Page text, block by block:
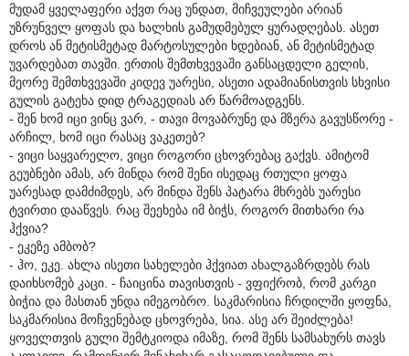
მუდამ ყველაფერი აქვთ რაც უნდათ, მიჩვეულები არიან
უზრუნველ ყოფას და ხალხის გამუდმებულ ყურადღებას. ასეთ
დროს ან მეტისმეტად მარტოსულები ხდებიან, ან მეტისმეტად
უვარდებათ თავში. ერთის შემთხვევაში განსაცდელი გელის,
მეორე შემთხვევაში კიდევ უარესი, ასეთი ადამიანისთვის სხვისი
გულის გატეხა დიდ ტრაგედიას არ წარმოადგენს.
- შენ ხომ იცი ვინც ვარ, - თავი მოვაბრუნე და მზერა გავუსწორე -
არჩილ, ხომ იცი რასაც ვაკეთებ?
- ვიცი საყვარელო, ვიცი როგორი ცხოვრებაც გაქვს. ამიტომ
გეუბნები ამას, არ მინდა რომ შენი ისედაც რთული ყოფა
უარესად დამძიმდეს, არ მინდა შენს პატარა მხრებს უარესი
ტვირთი დააწვეს. რაც შეეხება იმ ბიჭს, როგორ მითხარი რა
ჰქვია?
- ეკეზე ამბობ?
- ჰო, ეკე. ახლა ისეთი სახელები ჰქვიათ ახალგაზრდებს რას
დაიხსომებ კაცი. - ჩაიცინა თავისთვის - ვფიქრობ, რომ კარგი
ბიჭია და მასთან უნდა იმეგობრო. საკმარისია ჩრდილში ყოფნა,
საკმარისია მოჩვენებად ცხოვრება, სია. ასე არ შეიძლება!
ყოველთვის გული შემტკიოდა იმაზე, რომ შენს სამსახურს თავს